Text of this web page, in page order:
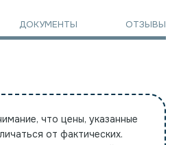
ДОКУМЕНТЫ ОТЗЫВЫ
что цены, указанные
от фактических.